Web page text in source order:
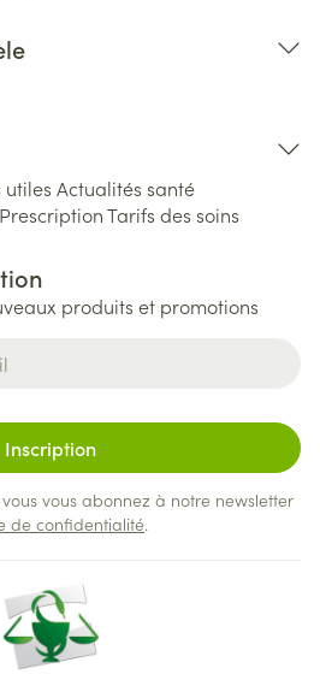
utiles Actualités santé
PrescriptionTarifs des soins
produits et promotions
Inscription
vous abonnez à notre newsletter
de confidentialité.